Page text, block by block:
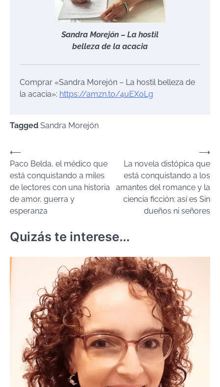
Sandra Morejón – La hostil
belleza de la acacia
Comprar «Sandra Morejón – La hostil belleza de
la acacia»: https://amzn.to/4uEX0Lg
Tagged Sandra Morejón
Navegación
de
entradas
⟵
Paco Belda, el médico que
está conquistando a miles
de lectores con una historia
de amor, guerra y
esperanza
La novela distópica que
está conquistando a los
amantes del romance y la
ciencia ficción: así es Sin
dueños ni señores
⟶
Quizás te interese...